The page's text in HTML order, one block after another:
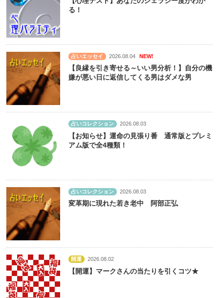
る！
占いエッセイ 2026.08.04 NEW!
【良縁を引き寄せる～いい男分析！】自分の機
嫌が悪い日に返信してくる男はダメな男
占いコレクション 2026.08.03
【お知らせ】運命の見張り番 通常版とプレミ
アム版で全4種類！
占いコレクション 2026.08.03
変革期に現れた若き老中 阿部正弘
開運 2026.08.02
【開運】マークさんの当たりを引くコツ★